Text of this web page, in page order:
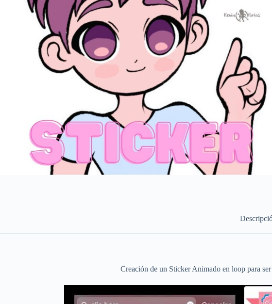
Creación de un Sticker Animado en loop para